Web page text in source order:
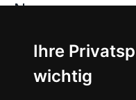
Ihre
wichtig
News
About
Instagram